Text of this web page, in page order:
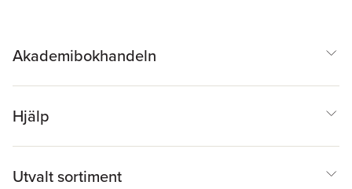
Akademibokhandeln
Hjälp
Utvalt sortiment